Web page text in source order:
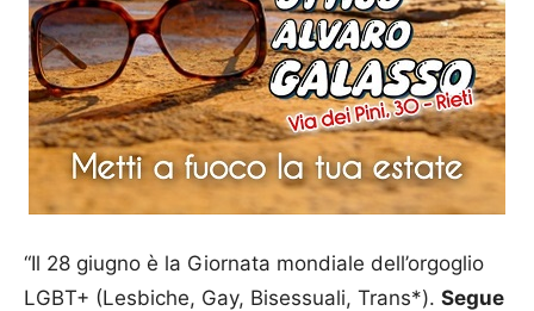
“Il 28 giugno è la Giornata mondiale dell’orgoglio
LGBT+ (Lesbiche, Gay, Bisessuali, Trans*). Segue